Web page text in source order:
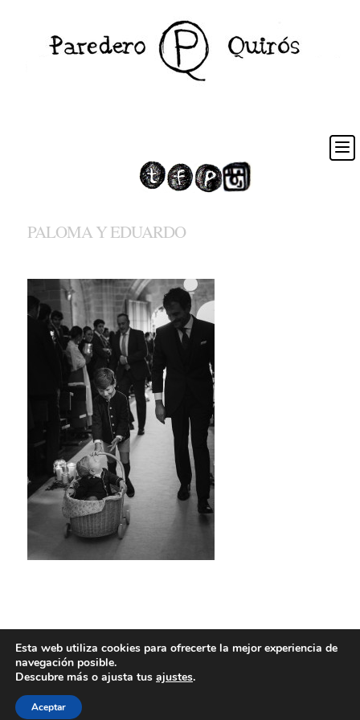
PALOMA Y EDUARDO
Esta web utiliza cookies para ofrecerte la mejor experiencia de
navegación posible.
Descubre más o ajusta tus ajustes.
Aceptar